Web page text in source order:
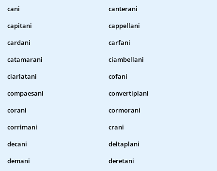
cani
canterani
capitani
cappellani
cardani
carfani
catamarani
ciambellani
ciarlatani
cofani
compaesani
convertiplani
corani
cormorani
corrimani
crani
decani
deltaplani
demani
deretani